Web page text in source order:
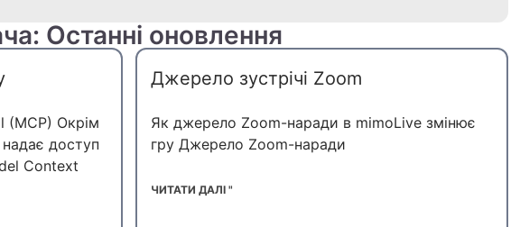
Останні оновлення
(MCP) Окрім
надає доступ
Context
Джерело зустрічі Zoom
Як джерело Zoom-наради в mimoLive змінює
гру Джерело Zoom-наради
ЧИТАТИ ДАЛІ "
ES